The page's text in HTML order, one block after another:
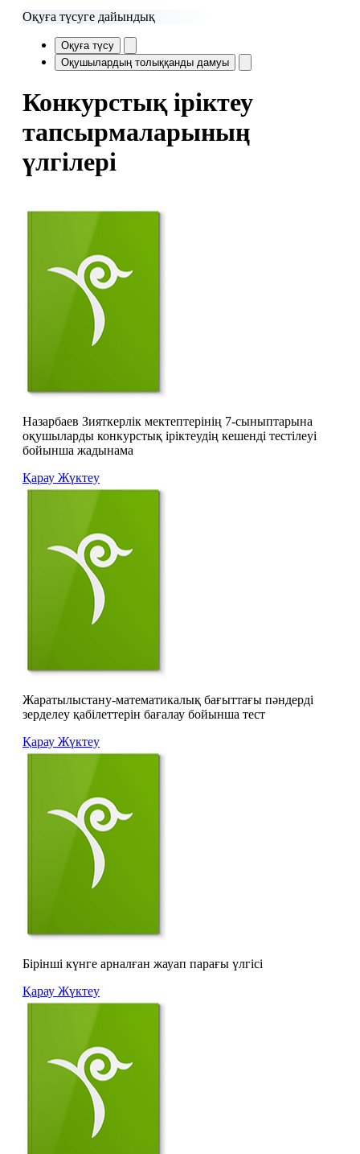
Оқуға түсуге дайындық
Оқуға түсу
Оқушылардың толыққанды дамуы
Конкурстық іріктеу
тапсырмаларының
үлгілері
Назарбаев Зияткерлік мектептерінің 7-сыныптарына
оқушыларды конкурстық іріктеудің кешенді тестілеуі
бойынша жадынама
Қарау Жүктеу
Жаратылыстану-математикалық бағыттағы пәндерді
зерделеу қабілеттерін бағалау бойынша тест
Қарау Жүктеу
Бірінші күнге арналған жауап парағы үлгісі
Қарау Жүктеу